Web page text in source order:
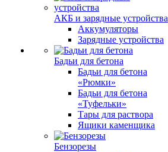
АКБ и зарядные устройства
Аккумуляторы
Зарядные устройства
Бадьи для бетона
Бадьи для бетона
«Рюмки»
Бадьи для бетона
«Туфельки»
Тары для раствора
Ящики каменщика
Бензорезы